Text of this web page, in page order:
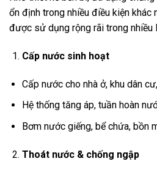
ổn định trong nhiều điều kiện khác
được sử dụng rộng rãi trong nhiều
Cấp nước sinh hoạt
Cấp nước cho nhà ở, khu dân
Hệ thống tăng áp, tuần hoàn
Bơm nước giếng, bể chứa, bồn
Thoát nước & chống ngập